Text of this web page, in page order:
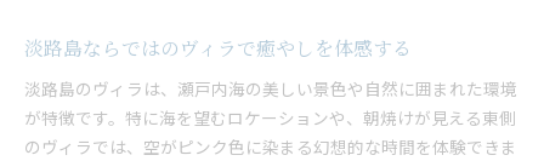
淡路島ならではのヴィラで癒やしを体感する
淡路島のヴィラは、瀬戸内海の美しい景色や自然に囲まれた環境
が特徴です。特に海を望むロケーションや、朝焼けが見える東側
のヴィラでは、空がピンク色に染まる幻想的な時間を体験できま